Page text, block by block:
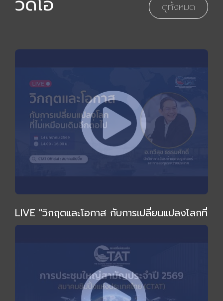
ดูทั้งหมด
LIVE "วิกฤตและโอกาส กับการเปลี่ยนแปลงโลกที่
ไม่เหมือนเดิม" โดย อ.ทวีสุข ธรรมศักดิ์